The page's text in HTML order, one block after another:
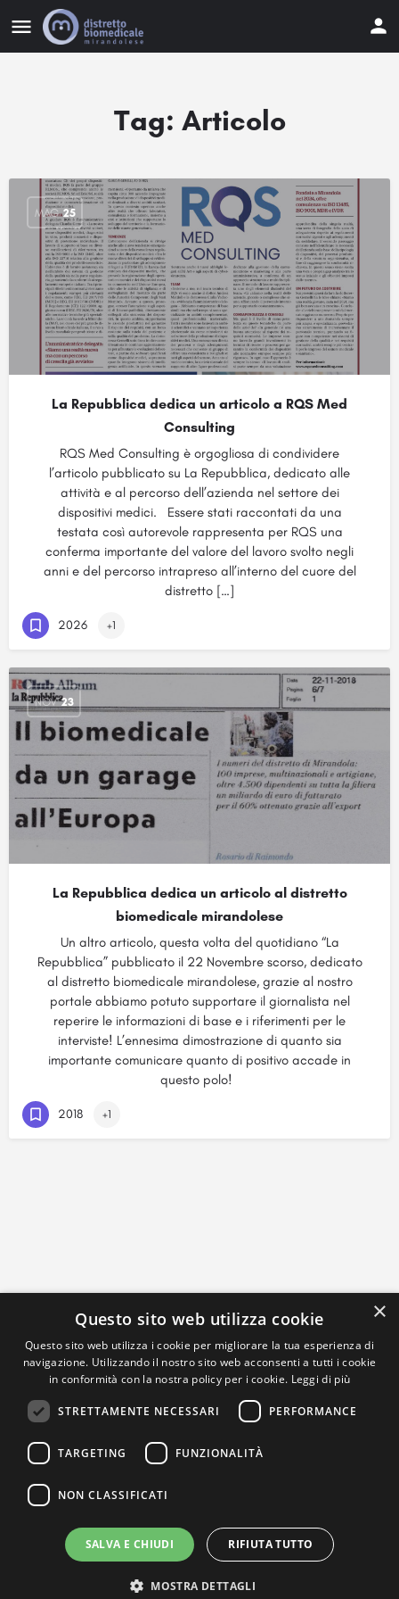
Tag: Articolo
MAG 25
La Repubblica dedica un articolo a RQS Med
Consulting
RQS Med Consulting è orgogliosa di condividere
l’articolo pubblicato su La Repubblica, dedicato alle
attività e al percorso dell’azienda nel settore dei
dispositivi medici. Essere stati raccontati da una
testata così autorevole rappresenta per RQS una
conferma importante del valore del lavoro svolto negli
anni e del percorso intrapreso all’interno del cuore del
distretto […]
2026 +1
NOV 23
La Repubblica dedica un articolo al distretto
biomedicale mirandolese
Un altro articolo, questa volta del quotidiano “La
Repubblica” pubblicato il 22 Novembre scorso, dedicato
al distretto biomedicale mirandolese, grazie al nostro
portale abbiamo potuto supportare il giornalista nel
reperire le informazioni di base e i riferimenti per le
interviste! L’ennesima dimostrazione di quanto sia
importante comunicare quanto di positivo accade in
questo polo!
2018 +1
×
Questo sito web utilizza cookie
Questo sito web utilizza i cookie per migliorare la tua esperienza di
navigazione. Utilizzando il nostro sito web acconsenti a tutti i cookie
in conformità con la nostra policy per i cookie. Leggi di più
STRETTAMENTE NECESSARI PERFORMANCE
TARGETING FUNZIONALITÀ
NON CLASSIFICATI
SALVA E CHIUDI RIFIUTA TUTTO
MOSTRA DETTAGLI